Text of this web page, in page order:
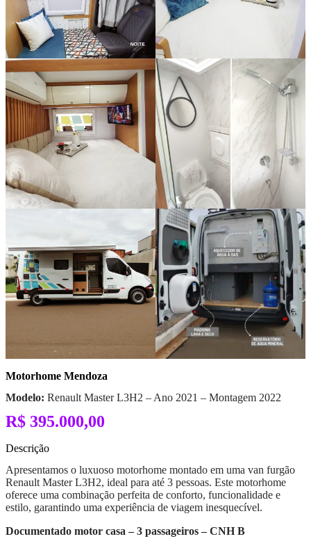
Motorhome Mendoza
Modelo: Renault Master L3H2 – Ano 2021 – Montagem 2022
R$ 395.000,00
Descrição
Apresentamos o luxuoso motorhome montado em uma van furgão
Renault Master L3H2, ideal para até 3 pessoas. Este motorhome
oferece uma combinação perfeita de conforto, funcionalidade e
estilo, garantindo uma experiência de viagem inesquecível.
Documentado motor casa – 3 passageiros – CNH B